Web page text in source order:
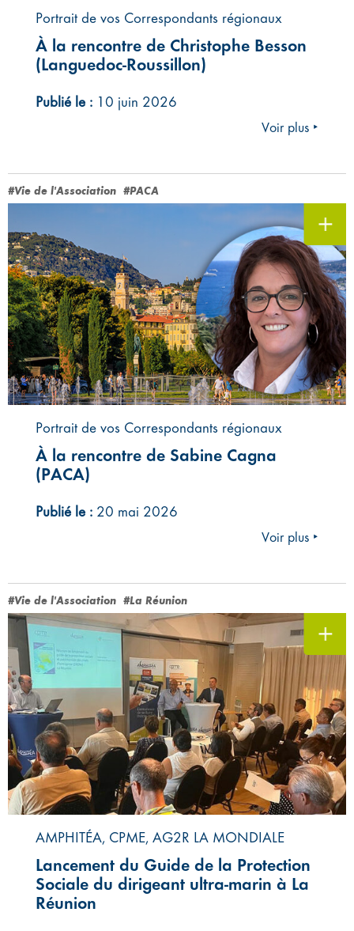
Portrait de vos Correspondants régionaux
À la rencontre de Christophe Besson
(Languedoc-Roussillon)
Publié le : 10 juin 2026
Voir plus ‣
#Vie de l'Association #PACA
Portrait de vos Correspondants régionaux
À la rencontre de Sabine Cagna
(PACA)
Publié le : 20 mai 2026
Voir plus ‣
#Vie de l'Association #La Réunion
AMPHITÉA, CPME, AG2R LA MONDIALE
Lancement du Guide de la Protection
Sociale du dirigeant ultra-marin à La
Réunion